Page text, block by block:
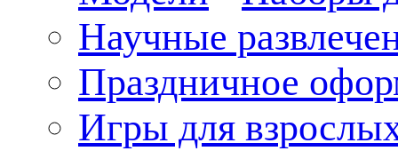
Научные
Праздничное
Игры для